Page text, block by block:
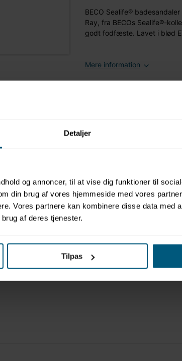
Detaljer
og annoncer, til at vise dig funktioner til
din brug af vores hjemmeside med vores
Vores partnere kan kombinere disse data med
af deres tjenester.
Tilpas
BECO Sealife®
Ray, fra BECOs Sealife®-
godt fodfæste. Lavet i blød
Mere information